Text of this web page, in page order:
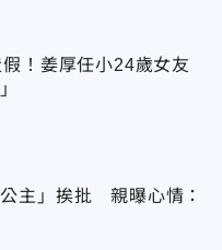
假！姜厚任小24歲女友
主」挨批 親曝心情：